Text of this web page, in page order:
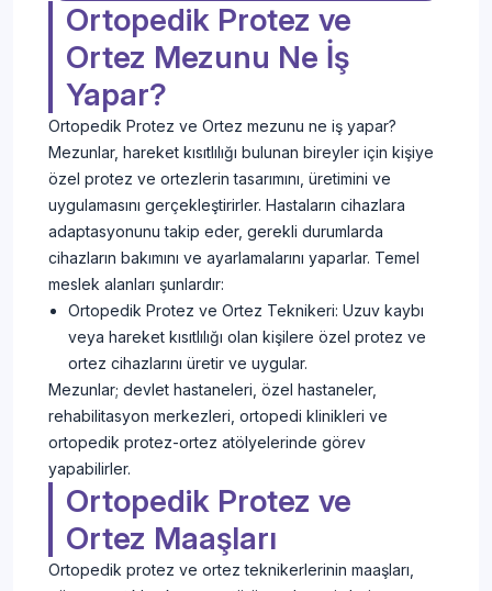
Ortopedik Protez ve
Ortez Mezunu Ne İş
Yapar?
Ortopedik Protez ve Ortez mezunu ne iş yapar?
Mezunlar, hareket kısıtlılığı bulunan bireyler için kişiye
özel protez ve ortezlerin tasarımını, üretimini ve
uygulamasını gerçekleştirirler. Hastaların cihazlara
adaptasyonunu takip eder, gerekli durumlarda
cihazların bakımını ve ayarlamalarını yaparlar. Temel
meslek alanları şunlardır:
Ortopedik Protez ve Ortez Teknikeri: Uzuv kaybı
veya hareket kısıtlılığı olan kişilere özel protez ve
ortez cihazlarını üretir ve uygular.
Mezunlar; devlet hastaneleri, özel hastaneler,
rehabilitasyon merkezleri, ortopedi klinikleri ve
ortopedik protez-ortez atölyelerinde görev
yapabilirler.
Ortopedik Protez ve
Ortez Maaşları
Ortopedik protez ve ortez teknikerlerinin maaşları,